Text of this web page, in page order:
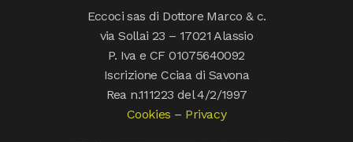
Eccoci sas di Dottore Marco & c.
via Sollai 23 – 17021 Alassio
P. Iva e CF 01075640092
Iscrizione Cciaa di Savona
Rea n.111223 del 4/2/1997
Cookies – Privacy